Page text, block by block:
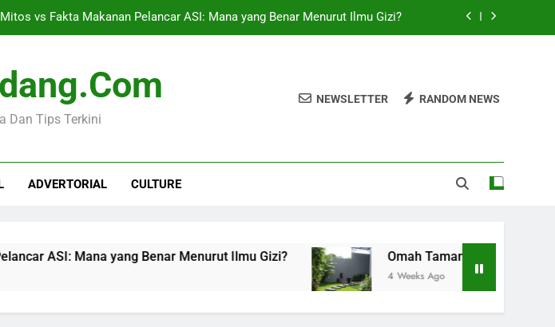
Mitos vs Fakta Makanan Pelancar ASI: Mana yang Benar Menurut Ilmu Gizi?
Tips Memilih Layanan Nomor Virtual yang Aman untuk Menerima Kode OTP
Ceria Multimedia, Vendor Sewa Alat Interpreter Terpercaya di Surabaya
Jogja, Jasa Landscape dan Pembuatan Taman Estetik di Yogyakarta
Dan Tips Terkini
NEWSLETTER RANDOM NEWS
ADVERTORIAL CULTURE
yang Benar Menurut Ilmu Gizi? Omah Taman Jogja, Jasa Landscape
4 Weeks Ago